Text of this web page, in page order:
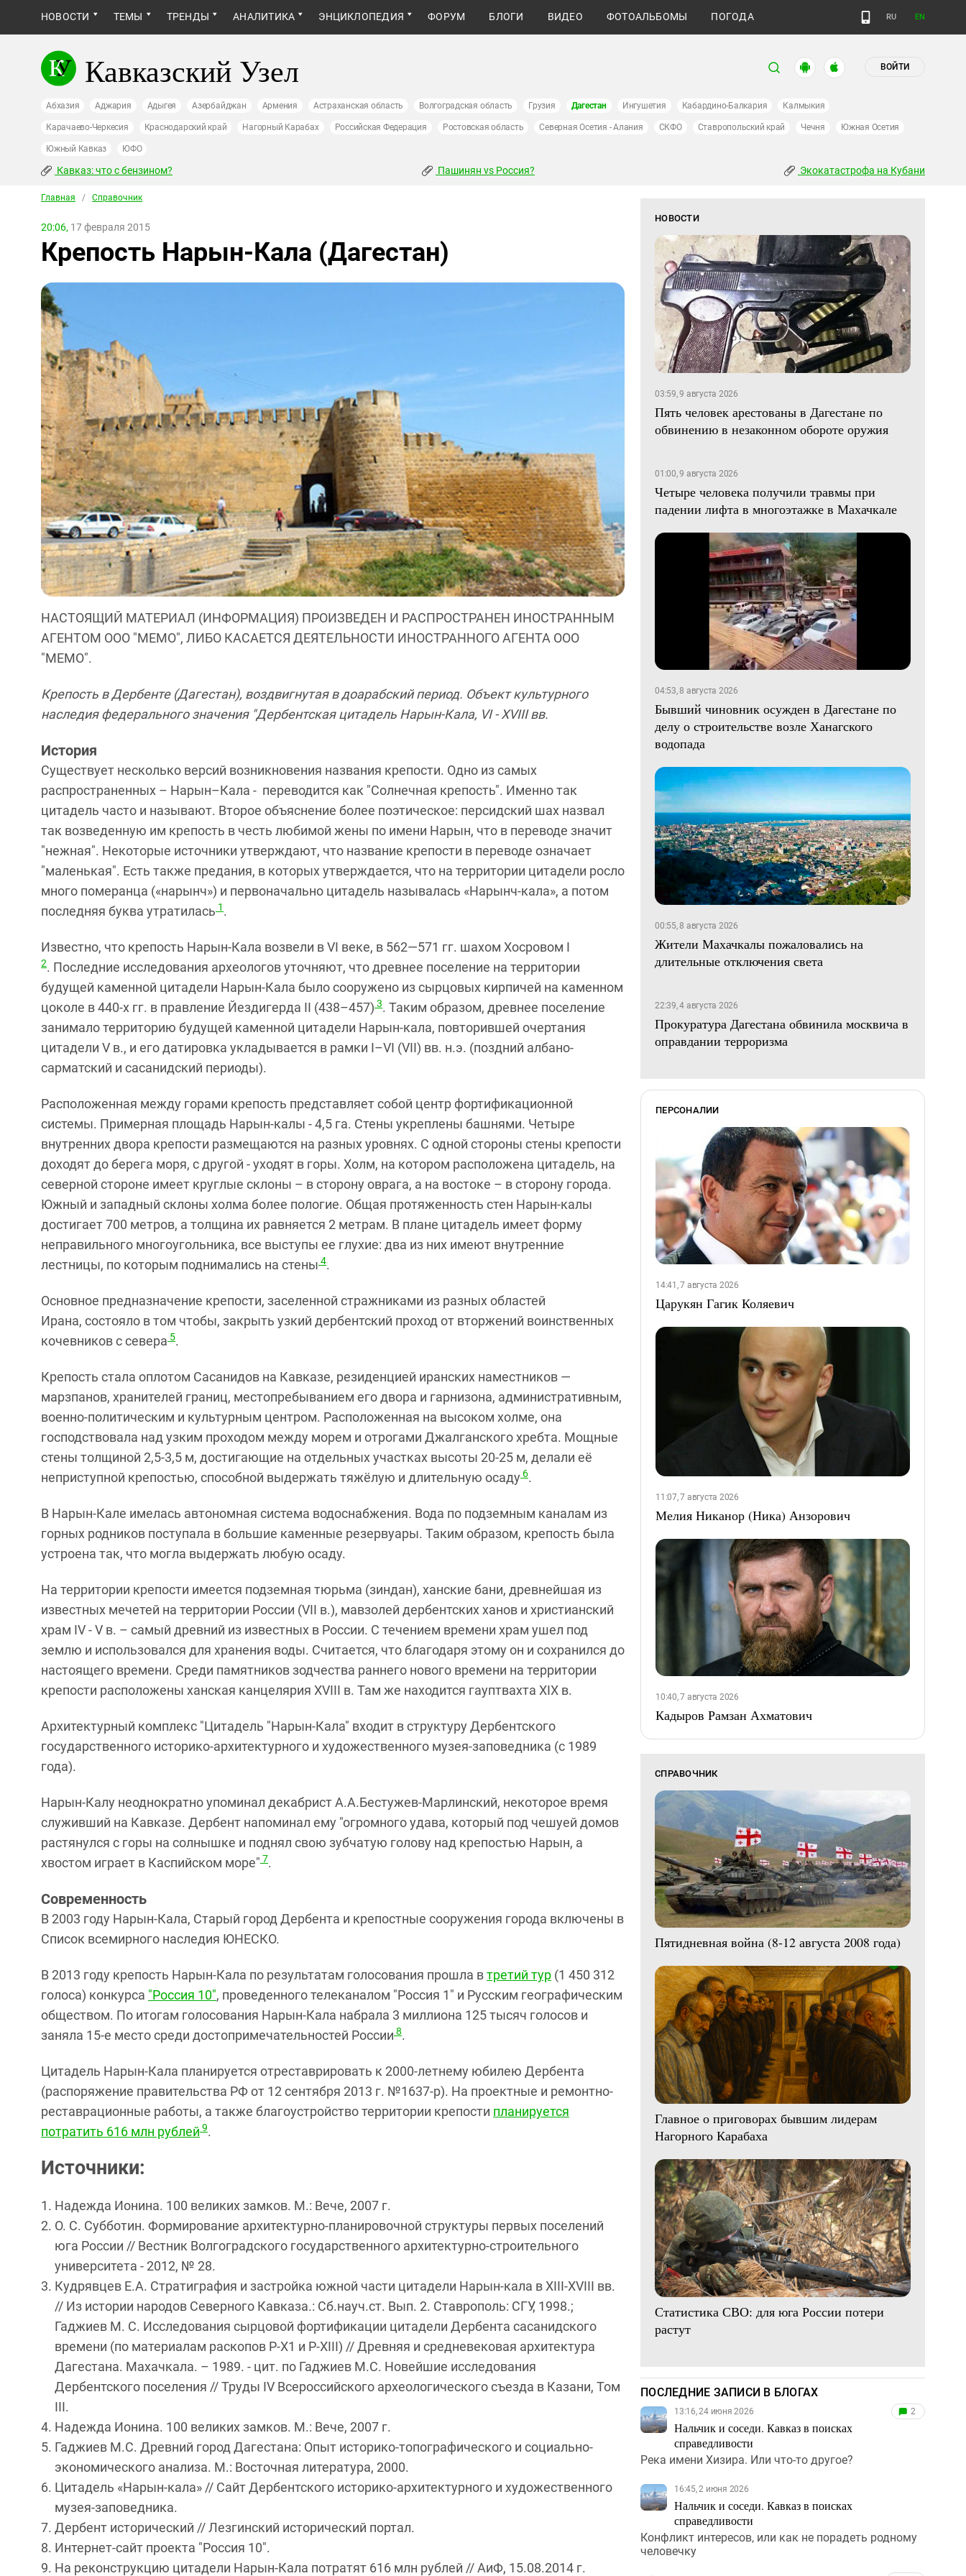
НОВОСТИ ТЕМЫ ТРЕНДЫ АНАЛИТИКА ЭНЦИКЛОПЕДИЯ ФОРУМ БЛОГИ ВИДЕО ФОТОАЛЬБОМЫ ПОГОДА RU EN
Кавказский Узел ВОЙТИ
Абхазия Аджария Адыгея Азербайджан Армения Астраханская область Волгоградская область Грузия Дагестан Ингушетия Кабардино-Балкария Калмыкия
Карачаево-Черкесия Краснодарский край Нагорный Карабах Российская Федерация Ростовская область Северная Осетия - Алания СКФО Ставропольский край Чечня Южная Осетия
Южный Кавказ ЮФО
Кавказ: что с бензином? Пашинян vs Россия? Экокатастрофа на Кубани
Главная / Справочник
20:06, 17 февраля 2015
Крепость Нарын-Кала (Дагестан)
НАСТОЯЩИЙ МАТЕРИАЛ (ИНФОРМАЦИЯ) ПРОИЗВЕДЕН И РАСПРОСТРАНЕН ИНОСТРАННЫМ
АГЕНТОМ ООО "МЕМО", ЛИБО КАСАЕТСЯ ДЕЯТЕЛЬНОСТИ ИНОСТРАННОГО АГЕНТА ООО
"МЕМО".
Крепость в Дербенте (Дагестан), воздвигнутая в доарабский период. Объект культурного
наследия федерального значения "Дербентская цитадель Нарын-Кала, VI - XVIII вв.
История
Существует несколько версий возникновения названия крепости. Одно из самых
распространенных – Нарын–Кала - переводится как "Солнечная крепость". Именно так
цитадель часто и называют. Второе объяснение более поэтическое: персидский шах назвал
так возведенную им крепость в честь любимой жены по имени Нарын, что в переводе значит
"нежная". Некоторые источники утверждают, что название крепости в переводе означает
"маленькая". Есть также предания, в которых утверждается, что на территории цитадели росло
много померанца («нарынч») и первоначально цитадель называлась «Нарынч-кала», а потом
последняя буква утратилась 1 .
Известно, что крепость Нарын-Кала возвели вVI веке, в 562—571 гг. шахом Хосровом I
2. Последние исследования археологов уточняют, что древнее поселение на территории
будущей каменной цитадели Нарын-Кала было сооружено из сырцовых кирпичей на каменном
цоколе в 440-х гг. в правление Йездигерда II (438–457) 3. Таким образом, древнее поселение
занимало территорию будущей каменной цитадели Нарын-кала, повторившей очертания
цитадели V в., и его датировка укладывается в рамки I–VI (VII) вв. н.э. (поздний албано-
сарматский и сасанидский периоды).
Расположенная между горами крепость представляет собой центр фортификационной
системы. Примерная площадь Нарын-калы - 4,5 га. Стены укреплены башнями. Четыре
внутренних двора крепости размещаются на разных уровнях. С одной стороны стены крепости
доходят до берега моря, с другой - уходят в горы. Холм, на котором расположена цитадель, на
северной стороне имеет круглые склоны – в сторону оврага, а на востоке – в сторону города.
Южный и западный склоны холма более пологие. Общая протяженность стен Нарын-калы
достигает 700 метров, а толщина их равняется 2 метрам. В плане цитадель имеет форму
неправильного многоугольника, все выступы ее глухие: два из них имеют внутренние
лестницы, по которым поднимались на стены 4.
Основное предназначение крепости, заселенной стражниками из разных областей
Ирана, состояло в том чтобы, закрыть узкий дербентский проход от вторжений воинственных
кочевников с севера 5.
Крепость стала оплотом Сасанидов на Кавказе, резиденцией иранских наместников —
марзпанов, хранителей границ, местопребыванием его двора и гарнизона, административным,
военно-политическим и культурным центром. Расположенная на высоком холме, она
господствовала над узким проходом между морем и отрогами Джалганского хребта. Мощные
стены толщиной 2,5-3,5 м, достигающие на отдельных участках высоты 20-25 м, делали её
неприступной крепостью, способной выдержать тяжёлую и длительную осаду 6.
В Нарын-Кале имелась автономная система водоснабжения. Вода по подземным каналам из
горных родников поступала в большие каменные резервуары. Таким образом, крепость была
устроена так, что могла выдержать любую осаду.
На территории крепости имеется подземная тюрьма (зиндан), ханские бани, древнейшая из
известных мечетей на территории России (VII в.), мавзолей дербентских ханов и христианский
храм IV-V в. – самый древний из известных в России. С течением времени храм ушел под
землю и использовался для хранения воды. Считается, что благодаря этому он и сохранился до
настоящего времени. Среди памятников зодчества раннего нового времени на территории
крепости расположены ханская канцелярия XVIII в. Там же находится гауптвахта XIX в.
Архитектурный комплекс "Цитадель "Нарын-Кала" входит в структуру Дербентского
государственного историко-архитектурного и художественного музея-заповедника (с 1989
года).
Нарын-Калу неоднократно упоминал декабрист А.А.Бестужев-Марлинский, некоторое время
служивший на Кавказе. Дербент напоминал ему "огромного удава, который под чешуей домов
растянулся с горы на солнышке и поднял свою зубчатую голову над крепостью Нарын, а
хвостом играет в Каспийском море" 7.
Современность
В 2003 году Нарын-Кала, Старый город Дербента и крепостные сооружения города включены в
Список всемирного наследия ЮНЕСКО.
В 2013 году крепость Нарын-Кала по результатам голосования прошла втретий тур (1 450 312
голоса) конкурса "Россия 10", проведенного телеканалом "Россия 1" и Русским географическим
обществом. По итогам голосования Нарын-Кала набрала 3 миллиона 125 тысяч голосов и
заняла 15-е место среди достопримечательностей России 8.
Цитадель Нарын-Кала планируется отреставрировать к 2000-летнему юбилею Дербента
(распоряжение правительства РФ от 12 сентября 2013 г. №1637-р). На проектные и ремонтно-
реставрационные работы, а также благоустройство территории крепости планируется
потратить 616 млн рублей 9.
Источники:
Надежда Ионина. 100 великих замков. М.: Вече, 2007 г.
О. С. Субботин. Формирование архитектурно-планировочной структуры первых поселений
юга России // Вестник Волгоградского государственного архитектурно-строительного
университета - 2012, № 28.
Кудрявцев Е.А. Стратиграфия и застройка южной части цитадели Нарын-кала в XIII-XVIII вв.
// Из истории народов Северного Кавказа.: Сб.науч.ст. Вып. 2. Ставрополь: СГУ, 1998.;
Гаджиев М. С. Исследования сырцовой фортификации цитадели Дербента сасанидского
времени (по материалам раскопов Р-Х1 и Р-XIII) // Древняя и средневековая архитектура
Дагестана. Махачкала. – 1989. - цит. по Гаджиев М.С. Новейшие исследования
Дербентского поселения // Труды IV Всероссийского археологического съезда в Казани, Том
III.
Надежда Ионина. 100 великих замков. М.: Вече, 2007 г.
Гаджиев М.С. Древний город Дагестана: Опыт историко-топографического и социально-
экономического анализа. М.: Восточная литература, 2000.
Цитадель «Нарын-кала» // Сайт Дербентского историко-архитектурного и художественного
музея-заповедника.
Дербент исторический // Лезгинский исторический портал.
Интернет-сайт проекта "Россия 10".
На реконструкцию цитадели Нарын-Кала потратят 616 млн рублей // АиФ, 15.08.2014 г.
НОВОСТИ
03:59, 9 августа 2026
Пять человек арестованы в Дагестане по
обвинению в незаконном обороте оружия
01:00, 9 августа 2026
Четыре человека получили травмы при
падении лифта в многоэтажке в Махачкале
04:53, 8 августа 2026
Бывший чиновник осужден в Дагестане по
делу о строительстве возле Ханагского
водопада
00:55, 8 августа 2026
Жители Махачкалы пожаловались на
длительные отключения света
22:39, 4 августа 2026
Прокуратура Дагестана обвинила москвича в
оправдании терроризма
ПЕРСОНАЛИИ
14:41, 7 августа 2026
Царукян Гагик Коляевич
11:07, 7 августа 2026
Мелия Никанор (Ника) Анзорович
10:40, 7 августа 2026
Кадыров Рамзан Ахматович
СПРАВОЧНИК
Пятидневная война (8-12 августа 2008 года)
Главное о приговорах бывшим лидерам
Нагорного Карабаха
Статистика СВО: для юга России потери
растут
ПОСЛЕДНИЕ ЗАПИСИ В БЛОГАХ
13:16, 24 июня 2026
Нальчик и соседи. Кавказ в поисках
справедливости
2
Река имени Хизира. Или что-то другое?
16:45, 2 июня 2026
Нальчик и соседи. Кавказ в поисках
справедливости
Конфликт интересов, или как не порадеть родному
человечку